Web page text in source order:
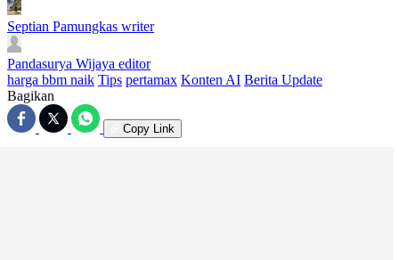
Septian Pamungkas writer
Pandasurya Wijaya editor
harga bbm naik Tips pertamax Konten AI Berita Update
Bagikan
Copy Link